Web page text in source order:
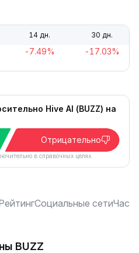
14 дн. 30 дн.
-7.49% -17.03%
Hive AI (BUZZ) на
Отрицательно
в справочных целях.
Социальные сети
BUZZ